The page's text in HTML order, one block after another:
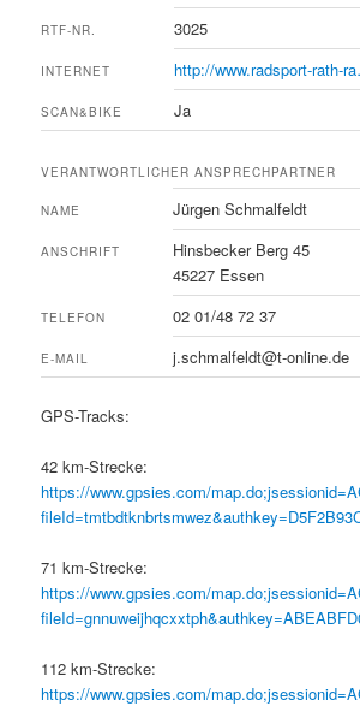
RTF-NR. 3025
INTERNET http://www.radsport-rath-
SCAN&BIKE Ja
VERANTWORTLICHER ANSPRECHPARTNER
NAME Jürgen Schmalfeldt
ANSCHRIFT
Hinsbecker Berg 45
45227 Essen
TELEFON 02 01/48 72 37
E-MAIL j.schmalfeldt@t-online.de
GPS-Tracks:
42 km-Strecke:
https://www.gpsies.com/
71 km-Strecke:
https://www.gpsies.com/
112 km-Strecke:
https://www.gpsies.com/